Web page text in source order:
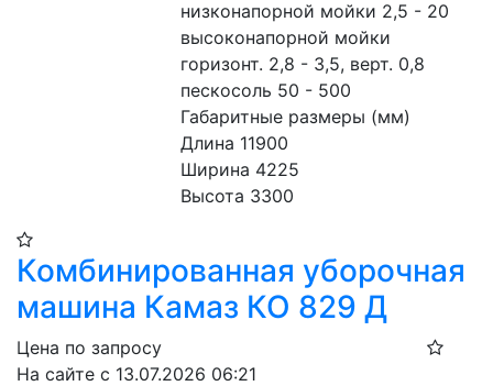
низконапорной мойки 2,5 - 20
высоконапорной мойки
горизонт. 2,8 - 3,5, верт. 0,8
пескосоль 50 - 500
Габаритные размеры (мм)
Длина 11900
Ширина 4225
Высота 3300
Комбинированная уборочная
машина Камаз КО 829 Д
Цена по запросу
На сайте с 13.07.2026 06:21